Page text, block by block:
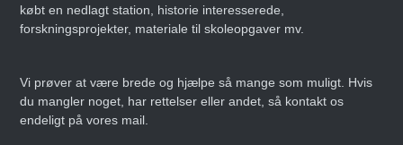
købt en nedlagt station, historie interesserede,
forskningsprojekter, materiale til skoleopgaver mv.
Vi prøver at være brede og hjælpe så mange som muligt. Hvis
du mangler noget, har rettelser eller andet, så kontakt os
endeligt på vores mail.